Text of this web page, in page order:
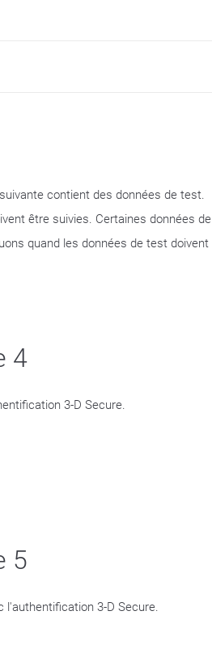
contient des données de test.
être suivies. Certaines données de
quand les données de test doivent
4
3-D Secure.
5
3-D Secure.